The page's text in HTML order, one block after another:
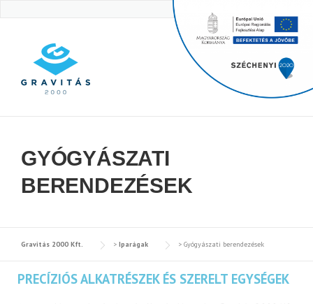
GYÓGYÁSZATI
BERENDEZÉSEK
Gravitás 2000 Kft. > Iparágak > Gyógyászati berendezések
PRECÍZIÓS ALKATRÉSZEK ÉS SZERELT EGYSÉGEK